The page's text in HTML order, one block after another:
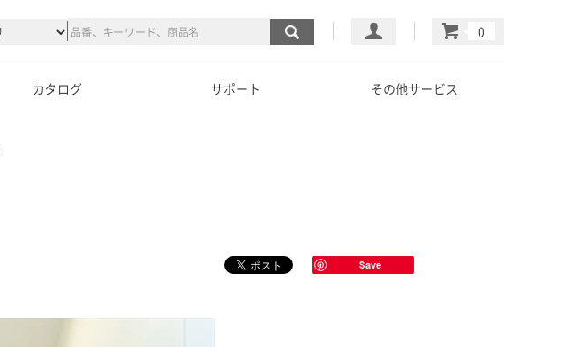
マイページ
カート
カタログ サポート その他サービス
Save